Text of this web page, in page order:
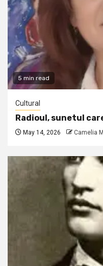
5 min read
Cultural
Radioul, sunetul
May 14, 2026 Camelia